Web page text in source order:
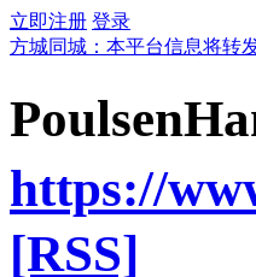
立即注册 登录
方城同城：本平台信息将
https://
[RSS]